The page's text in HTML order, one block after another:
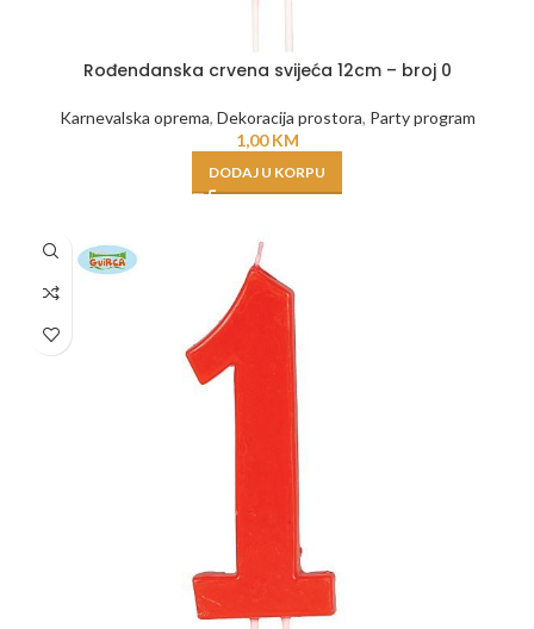
Rođendanska crvena svijeća 12cm – broj 0
Karnevalska oprema, Dekoracija prostora, Party program
1,00KM
DODAJ U KORPU